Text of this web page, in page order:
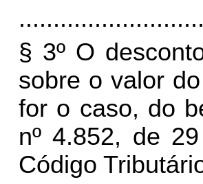
§ 3º O
sobre o valor
for o caso, do
nº 4.852, de
Código